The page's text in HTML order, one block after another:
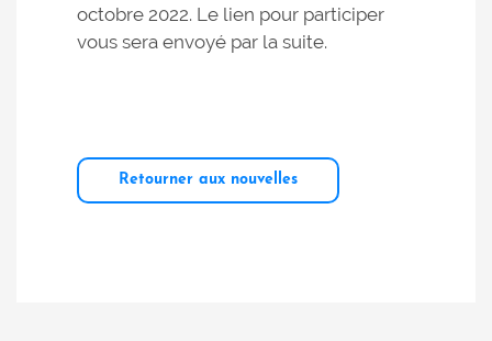
octobre 2022. Le lien pour participer
vous sera envoyé par la suite.
Retourner aux nouvelles